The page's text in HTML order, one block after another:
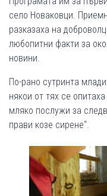
село Новаковци.
разказаха на
любопитни факти за
новини.
По-рано сутринта
някои от тях се
мляко послужи за
прави козе сирене“.